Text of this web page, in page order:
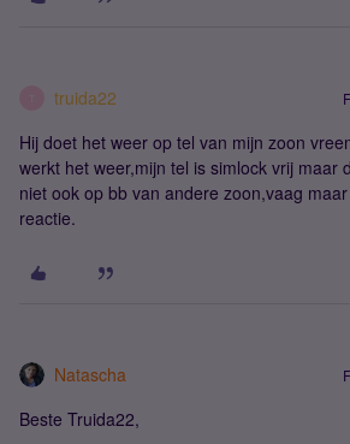
truida22
Hij doet het weer op tel van mijn zoon
werkt het weer,mijn tel is simlock vrij maar
niet ook op bb van andere zoon,vaag
reactie.
Natascha
Beste Truida22,